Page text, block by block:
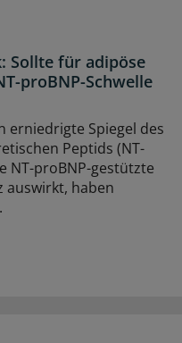
Sollte für adipöse
proBNP-Schwelle
erniedrigte Spiegel des
Peptids (NT-
NT-proBNP-gestützte
auswirkt, haben